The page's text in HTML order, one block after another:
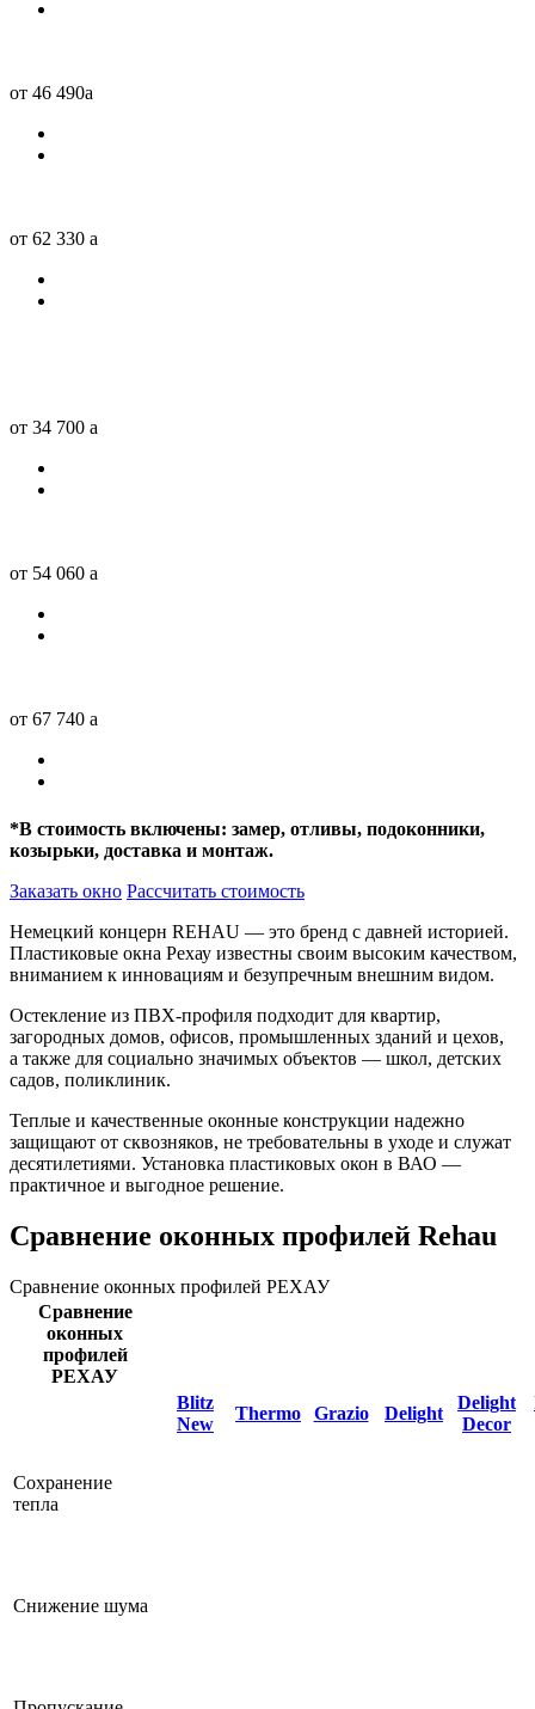
от 46 490a
от 62 330 a
от 34 700 a
от 54 060 a
от 67 740 a
*В стоимость включены: замер, отливы, подоконники,
козырьки, доставка и монтаж.
Заказать окно Рассчитать стоимость
Немецкий концерн REHAU — это бренд с давней историей.
Пластиковые окна Рехау известны своим высоким качеством,
вниманием к инновациям и безупречным внешним видом.
Остекление из ПВХ-профиля подходит для квартир,
загородных домов, офисов, промышленных зданий и цехов,
а также для социально значимых объектов — школ, детских
садов, поликлиник.
Теплые и качественные оконные конструкции надежно
защищают от сквозняков, не требовательны в уходе и служат
десятилетиями. Установка пластиковых окон в ВАО —
практичное и выгодное решение.
Сравнение оконных профилей Rehau
Сравнение оконных профилей РЕХАУ
Сравнение
оконных
профилей
РЕХАУ
Blitz
New
Thermo Grazio Delight
Delight
Decor
Сохранение
тепла
Снижение шума